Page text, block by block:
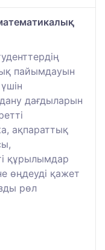
пайымдауын
дағдыларын
ақпараттық
құрылымдар
өңдеуді қажет
рөл